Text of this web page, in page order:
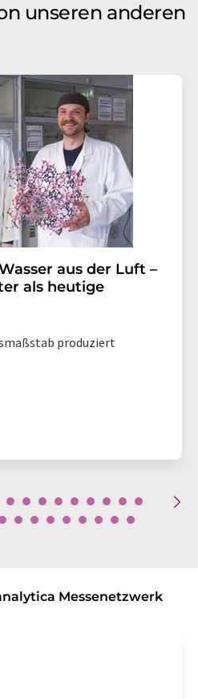
unseren anderen
aus der Luft –
als heutige
produziert
Messenetzwerk